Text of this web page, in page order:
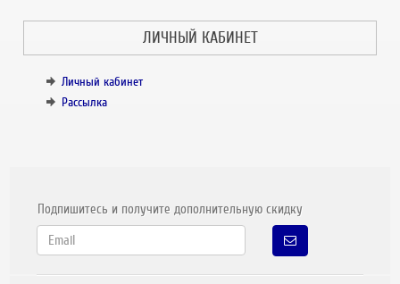
ЛИЧНЫЙ КАБИНЕТ
Личный кабинет
Рассылка
Подпишитесь и получите дополнительную скидку